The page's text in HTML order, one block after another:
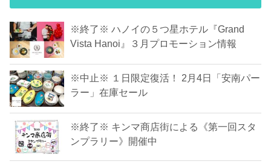
※終了※ ハノイの５つ星ホテル『Grand
Vista Hanoi』３月プロモーション情報
※中止※ １日限定復活！ 2月4日「安南パー
ラー」在庫セール
※終了※ キンマ商店街による《第一回スタ
ンプラリー》開催中